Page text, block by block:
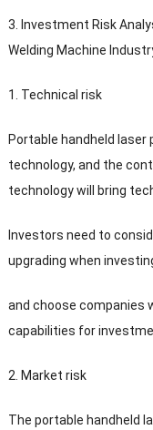
3.
Investment Risk
Welding Machine
1. Technical risk
Portable handheld
technology, and the
technology will bring
Investors need to
upgrading when
and choose companies
capabilities for
2. Market risk
The portable handheld